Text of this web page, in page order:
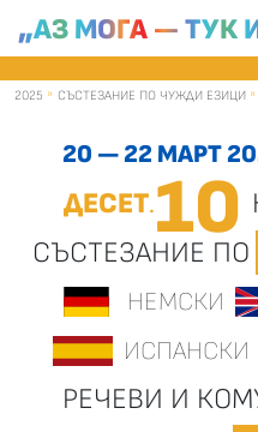
„АЗ МОГА — ТУК
2025 СЪСТЕЗАНИЕ ПО ЧУЖДИ ЕЗИЦИ
20 — 22 МАРТ
ДЕСЕТ.10
СЪСТЕЗАНИЕ ПО
НЕМСКИ
ИСПАНСКИ
РЕЧЕВИ И